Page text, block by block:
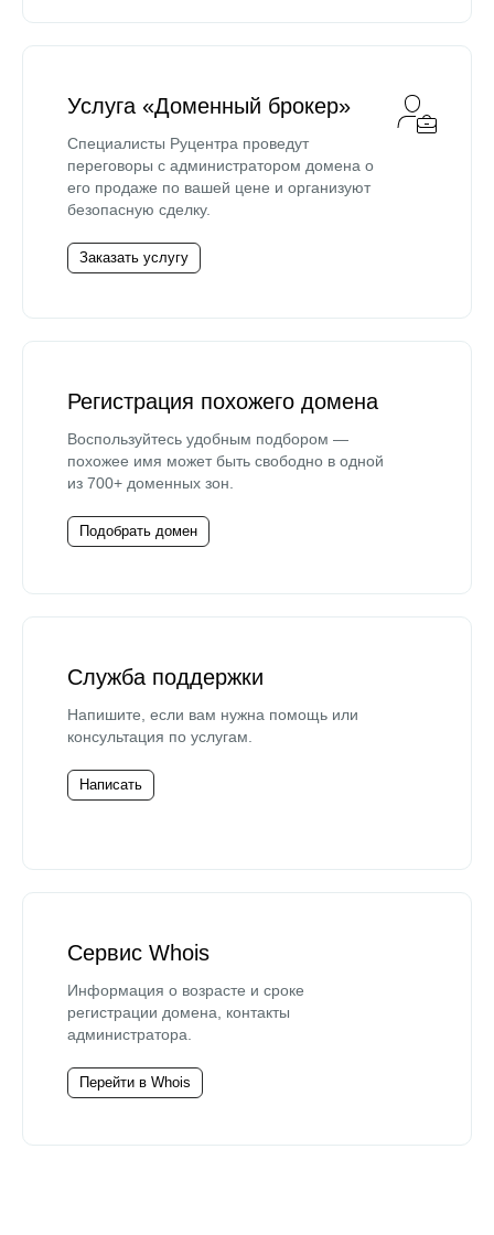
Услуга «Доменный брокер»
Специалисты Руцентра проведут
переговоры с администратором домена о
его продаже по вашей цене и организуют
безопасную сделку.
Заказать услугу
Регистрация похожего домена
Воспользуйтесь удобным подбором —
похожее имя может быть свободно в одной
из 700+ доменных зон.
Подобрать домен
Служба поддержки
Напишите, если вам нужна помощь или
консультация по услугам.
Написать
Сервис Whois
Информация о возрасте и сроке
регистрации домена, контакты
администратора.
Перейти в Whois